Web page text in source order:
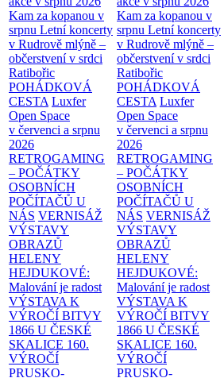
Kam za kopanou v
srpnu Letní koncerty
v Rudrově mlýně –
občerstvení v srdci
Ratibořic
POHÁDKOVÁ
CESTA Luxfer
Open Space
v červenci a srpnu
2026
RETROGAMING
– POČÁTKY
OSOBNÍCH
POČÍTAČŮ U
NÁS VERNISÁŽ
VÝSTAVY
OBRAZŮ
HELENY
HEJDUKOVÉ:
Malování je radost
VÝSTAVA K
VÝROČÍ BITVY
1866 U ČESKÉ
SKALICE 160.
VÝROČÍ
PRUSKO-
Kam za kopanou v
srpnu Letní koncerty
v Rudrově mlýně –
občerstvení v srdci
Ratibořic
POHÁDKOVÁ
CESTA Luxfer
Open Space
v červenci a srpnu
2026
RETROGAMING
– POČÁTKY
OSOBNÍCH
POČÍTAČŮ U
NÁS VERNISÁŽ
VÝSTAVY
OBRAZŮ
HELENY
HEJDUKOVÉ:
Malování je radost
VÝSTAVA K
VÝROČÍ BITVY
1866 U ČESKÉ
SKALICE 160.
VÝROČÍ
PRUSKO-